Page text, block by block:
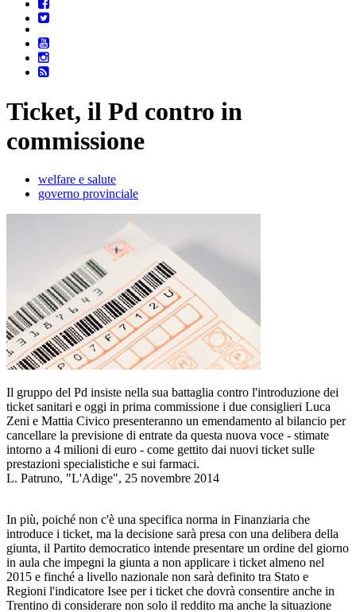
Ticket, il Pd contro in
commissione
welfare e salute
governo provinciale
Il gruppo del Pd insiste nella sua battaglia contro l'introduzione dei
ticket sanitari e oggi in prima commissione i due consiglieri Luca
Zeni e Mattia Civico presenteranno un emendamento al bilancio per
cancellare la previsione di entrate da questa nuova voce - stimate
intorno a 4 milioni di euro - come gettito dai nuovi ticket sulle
prestazioni specialistiche e sui farmaci.
L. Patruno, "L'Adige", 25 novembre 2014
In più, poiché non c'è una specifica norma in Finanziaria che
introduce i ticket, ma la decisione sarà presa con una delibera della
giunta, il Partito democratico intende presentare un ordine del giorno
in aula che impegni la giunta a non applicare i ticket almeno nel
2015 e finché a livello nazionale non sarà definito tra Stato e
Regioni l'indicatore Isee per i ticket che dovrà consentire anche in
Trentino di considerare non solo il reddito ma anche la situazione